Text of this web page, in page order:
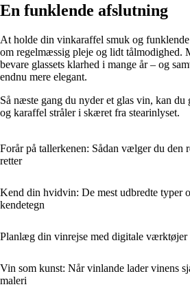
En funklende afslutning
At holde din vinkaraffel smuk og
om regelmæssig pleje og lidt tålmodighed.
bevare glassets klarhed i mange år – og
endnu mere elegant.
Så næste gang du nyder et glas vin, kan
og karaffel stråler i skæret fra stearinlyset.
Forår på tallerkenen: Sådan vælger du den
retter
Kend din hvidvin: De mest udbredte typer
kendetegn
Planlæg din vinrejse med digitale værktøjer
Vin som kunst: Når vinlande lader vinens
maleri